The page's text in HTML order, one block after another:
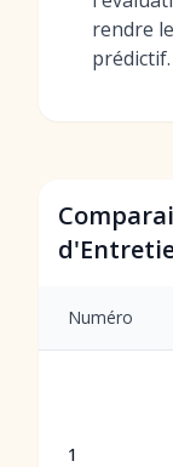
rendre
prédictif.
Numéro
1